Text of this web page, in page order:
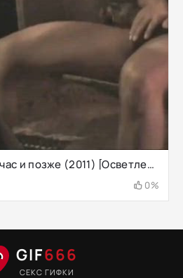
Шари Соланис - Сейчас и позже (2011) [Осветлено]
0%
GIF666
СЕКС ГИФКИ